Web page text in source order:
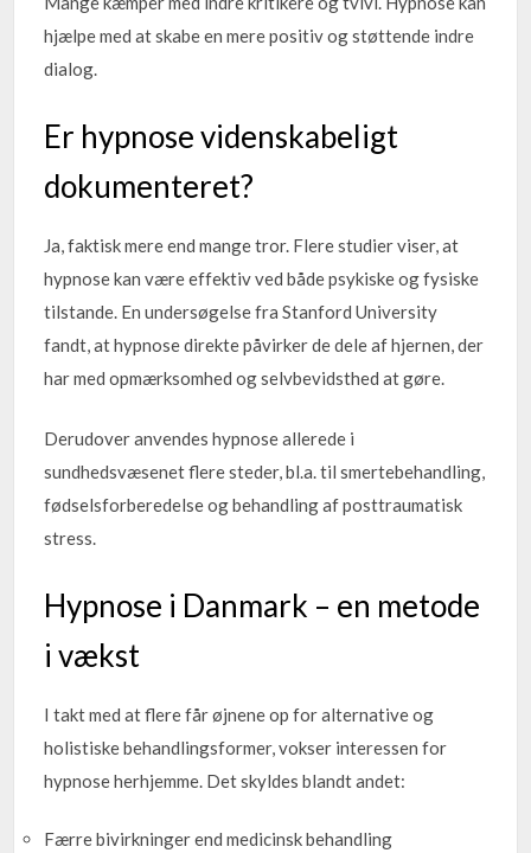
hjælpe med at skabe en mere positiv og støttende indre
dialog.
Er hypnose videnskabeligt
dokumenteret?
Ja, faktisk mere end mange tror. Flere studier viser, at
hypnose kan være effektiv ved både psykiske og fysiske
tilstande. En undersøgelse fra Stanford University
fandt, at hypnose direkte påvirker de dele af hjernen, der
har med opmærksomhed og selvbevidsthed at gøre.
Derudover anvendes hypnose allerede i
sundhedsvæsenet flere steder, bl.a. til smertebehandling,
fødselsforberedelse og behandling af posttraumatisk
stress.
Hypnose i Danmark – en metode
i vækst
I takt med at flere får øjnene op for alternative og
holistiske behandlingsformer, vokser interessen for
hypnose herhjemme. Det skyldes blandt andet:
Færre bivirkninger end medicinsk behandling